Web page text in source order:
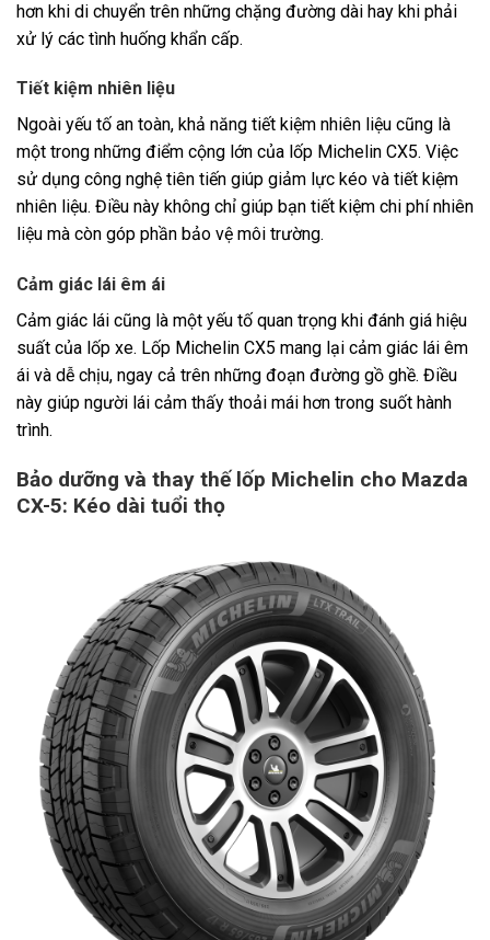
hơn khi di chuyển trên những chặng đường dài hay khi phải
xử lý các tình huống khẩn cấp.
Tiết kiệm nhiên liệu
Ngoài yếu tố an toàn, khả năng tiết kiệm nhiên liệu cũng là
một trong những điểm cộng lớn của lốp Michelin CX5. Việc
sử dụng công nghệ tiên tiến giúp giảm lực kéo và tiết kiệm
nhiên liệu. Điều này không chỉ giúp bạn tiết kiệm chi phí nhiên
liệu mà còn góp phần bảo vệ môi trường.
Cảm giác lái êm ái
Cảm giác lái cũng là một yếu tố quan trọng khi đánh giá hiệu
suất của lốp xe. Lốp Michelin CX5 mang lại cảm giác lái êm
ái và dễ chịu, ngay cả trên những đoạn đường gồ ghề. Điều
này giúp người lái cảm thấy thoải mái hơn trong suốt hành
trình.
Bảo dưỡng và thay thế lốp Michelin cho Mazda
CX-5: Kéo dài tuổi thọ